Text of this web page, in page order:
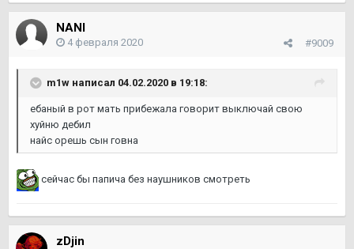
NANI
#9009
4 февраля 2020
m1w написал 04.02.2020 в 19:18:
ебаный в рот мать прибежала говорит выключай свою
хуйню дебил
найс орешь сын говна
сейчас бы папича без наушников смотреть
zDjin